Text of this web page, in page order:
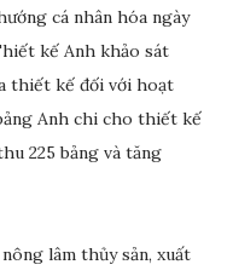
cá nhân hóa ngày
kế Anh khảo sát
thiết kế đối với hoạt
Anh chi cho thiết kế
225 bảng và tăng
lâm thủy sản, xuất